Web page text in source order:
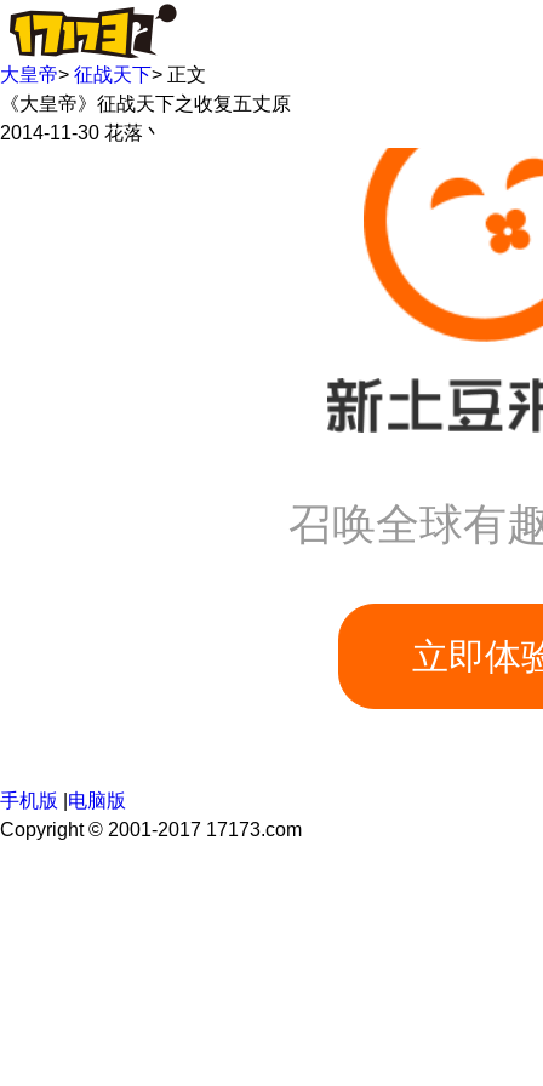
大皇帝> 征战天下> 正文
《大皇帝》征战天下之收复五丈原
2014-11-30 花落丶
手机版
电脑版
Copyright © 2001-2017 17173.com